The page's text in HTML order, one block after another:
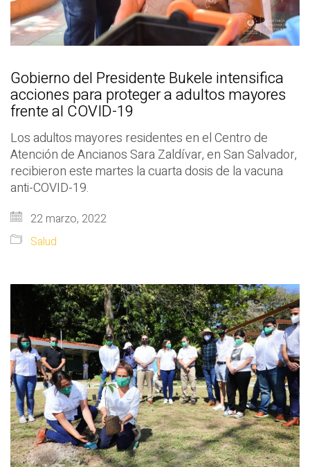
Gobierno del Presidente Bukele intensifica
acciones para proteger a adultos mayores
frente al COVID-19
Los adultos mayores residentes en el Centro de
Atención de Ancianos Sara Zaldívar, en San Salvador,
recibieron este martes la cuarta dosis de la vacuna
anti-COVID-19.
22 marzo, 2022
Salud